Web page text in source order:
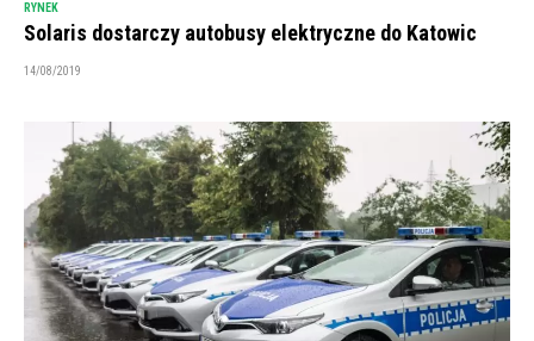
RYNEK
Solaris dostarczy autobusy elektryczne do Katowic
14/08/2019